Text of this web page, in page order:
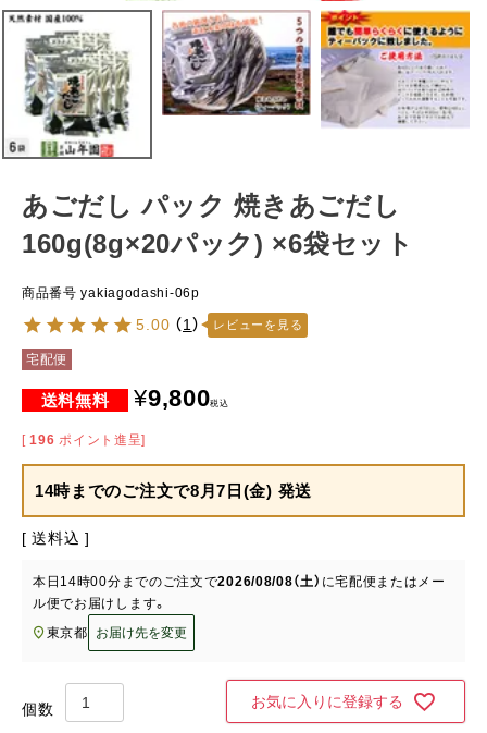
あごだし パック 焼きあごだし
160g(8g×20パック) ×6袋セット
商品番号 yakiagodashi-06p
5.00 （1 ） レビューを見る
宅配便
¥9,800税込
[ 196 ポイント進呈]
14時までのご注文で8月7日(金) 発送
送料込
本日 14時00分 までのご注文で2026/08/08（土） に宅配便またはメー
ル便でお届けします。
東京都
お届け先を変更
お気に入りに登録する